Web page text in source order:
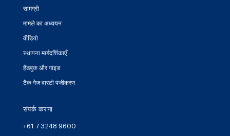
सामग्री
मामले का अध्ययन
वीडियो
स्थापना मार्गदर्शिकाएँ
हैंडबुक और गाइड
टैंक गेज वारंटी पंजीकरण
संपर्क करना
+61 7 3248 9600